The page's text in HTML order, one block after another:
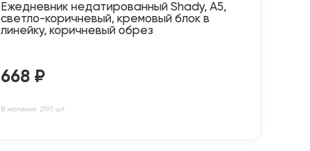
Ежедневник недатированный Shady, А5,
светло-коричневый, кремовый блок в
линейку, коричневый обрез
668 ₽
В наличии: 2197 шт